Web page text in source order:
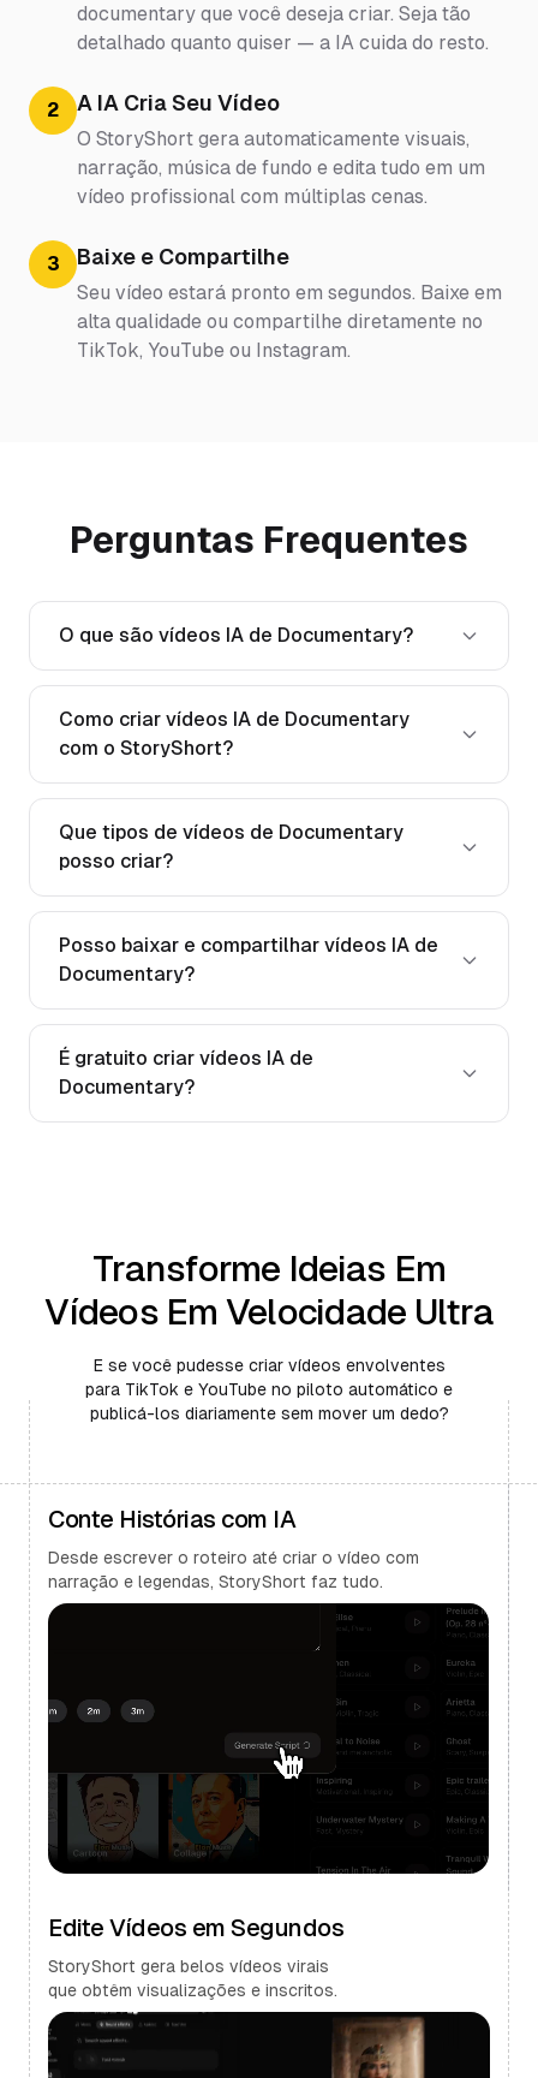
documentary que você deseja criar. Seja tão
detalhado quanto quiser — a IA cuida do resto.
2 A IA Cria Seu Vídeo
O StoryShort gera automaticamente visuais,
narração, música de fundo e edita tudo em um
vídeo profissional com múltiplas cenas.
3 Baixe e Compartilhe
Seu vídeo estará pronto em segundos. Baixe em
alta qualidade ou compartilhe diretamente no
TikTok, YouTube ou Instagram.
Perguntas Frequentes
O que são vídeos IA de Documentary?
Como criar vídeos IA de Documentary
com o StoryShort?
Que tipos de vídeos de Documentary
posso criar?
Posso baixar e compartilhar vídeos IA de
Documentary?
É gratuito criar vídeos IA de
Documentary?
Transforme Ideias Em
Vídeos Em Velocidade Ultra
E se você pudesse criar vídeos envolventes
para TikTok e YouTube no piloto automático e
publicá-los diariamente sem mover um dedo?
Conte Histórias com IA
Desde escrever o roteiro até criar o vídeo com
narração e legendas, StoryShort faz tudo.
Edite Vídeos em Segundos
StoryShort gera belos vídeos virais
que obtêm visualizações e inscritos.